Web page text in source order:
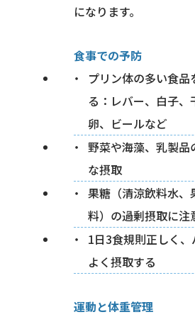
になります。
食事での予防
プリン体の多い食品
る：レバー、白子、
卵、ビールなど
野菜や海藻、乳製品
な摂取
果糖（清涼飲料水、
料）の過剰摂取に注
1日3食規則正しく、
よく摂取する
運動と体重管理